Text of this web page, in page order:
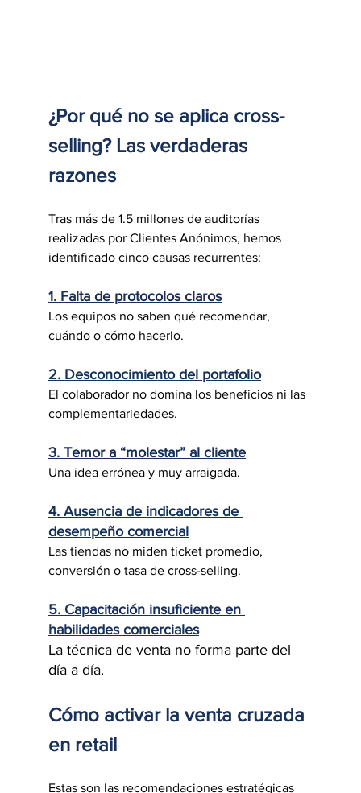
¿Por qué no se aplica cross-
selling? Las verdaderas
razones
Tras más de 1.5 millones de auditorías
realizadas por Clientes Anónimos, hemos
identificado cinco causas recurrentes:
1. Falta de protocolos claros
Los equipos no saben qué recomendar,
cuándo o cómo hacerlo.
2. Desconocimiento del portafolio
El colaborador no domina los beneficios ni las
complementariedades.
3. Temor a “molestar” al cliente
Una idea errónea y muy arraigada.
4. Ausencia de indicadores de
desempeño comercial
Las tiendas no miden ticket promedio,
conversión o tasa de cross-selling.
5. Capacitación insuficiente en
habilidades comerciales
La técnica de venta no forma parte del
día a día.
Cómo activar la venta cruzada
en retail
Estas son las recomendaciones estratégicas